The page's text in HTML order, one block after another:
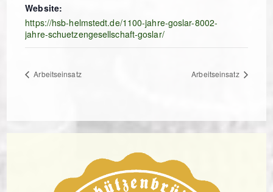
Website:
https://hsb-helmstedt.de/1100-jahre-goslar-8002-
jahre-schuetzengesellschaft-goslar/
Arbeitseinsatz Arbeitseinsatz